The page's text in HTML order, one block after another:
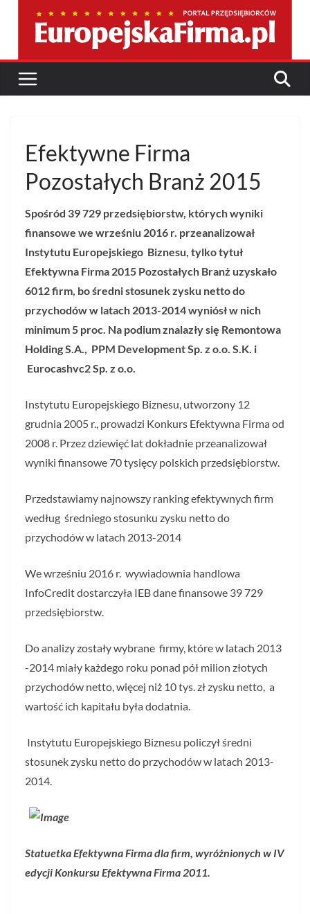
Efektywne Firma
Pozostałych Branż 2015
Spośród 39 729 przedsiębiorstw, których wyniki
finansowe we wrześniu 2016 r. przeanalizował
Instytutu Europejskiego Biznesu, tylko tytuł
Efektywna Firma 2015 Pozostałych Branż uzyskało
6012 firm, bo średni stosunek zysku netto do
przychodów w latach 2013-2014 wyniósł w nich
minimum 5 proc. Na podium znalazły się Remontowa
Holding S.A., PPM Development Sp. z o.o. S.K. i
Eurocashvc2 Sp. z o.o.
Instytutu Europejskiego Biznesu, utworzony 12
grudnia 2005 r., prowadzi Konkurs Efektywna Firma od
2008 r. Przez dziewięć lat dokładnie przeanalizował
wyniki finansowe 70 tysięcy polskich przedsiębiorstw.
Przedstawiamy najnowszy ranking efektywnych firm
według średniego stosunku zysku netto do
przychodów w latach 2013-2014
We wrześniu 2016 r. wywiadownia handlowa
InfoCredit dostarczyła IEB dane finansowe 39 729
przedsiębiorstw.
Do analizy zostały wybrane firmy, które w latach 2013
-2014 miały każdego roku ponad pół milion złotych
przychodów netto, więcej niż 10 tys. zł zysku netto, a
wartość ich kapitału była dodatnia.
Instytutu Europejskiego Biznesu policzył średni
stosunek zysku netto do przychodów w latach 2013-
2014.
Statuetka Efektywna Firma dla firm, wyróżnionych w IV
edycji Konkursu Efektywna Firma 2011.